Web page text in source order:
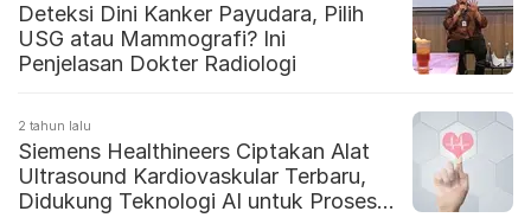
Deteksi Dini Kanker Payudara, Pilih
USG atau Mammografi? Ini
Penjelasan Dokter Radiologi
2 tahun lalu
Siemens Healthineers Ciptakan Alat
Ultrasound Kardiovaskular Terbaru,
Didukung Teknologi AI untuk Proses